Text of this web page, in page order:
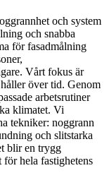
och system
och snabba
för fasadmålning
Vårt fokus är
över tid. Genom
arbetsrutiner
klimatet. Vi
tekniker: noggrann
och slitstarka
blir en trygg
hela fastighetens